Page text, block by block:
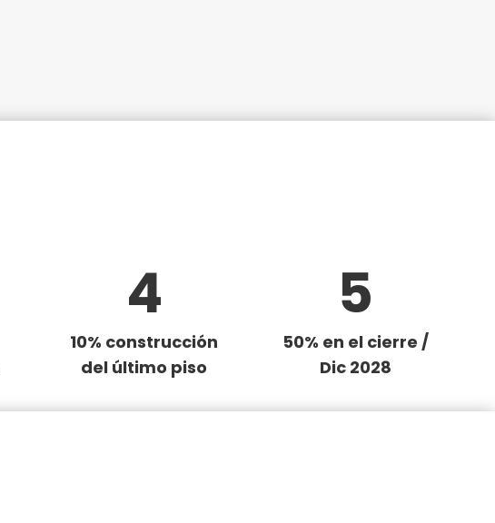
4
10% construcción
del último piso
5
50% en el cierre /
Dic 2028